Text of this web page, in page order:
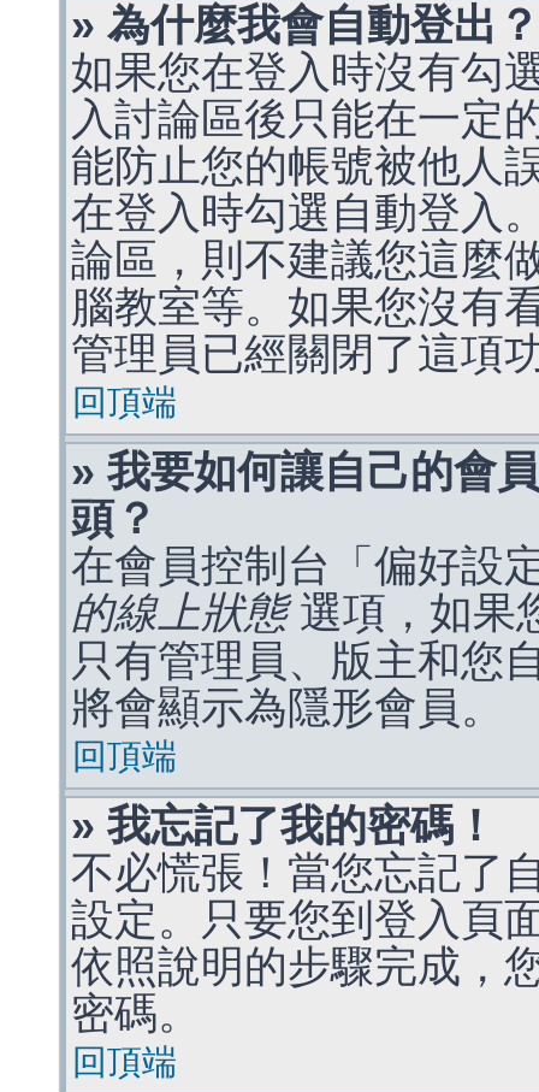
» 為什麼我會自動登出？
如果您在登入時沒有勾
入討論區後只能在一定
能防止您的帳號被他人
在登入時勾選自動登入
論區，則不建議您這麼
腦教室等。如果您沒有
管理員已經關閉了這項
回頂端
» 我要如何讓自己的會
頭？
在會員控制台「偏好設
的線上狀態選項，如果
只有管理員、版主和您
將會顯示為隱形會員。
回頂端
» 我忘記了我的密碼！
不必慌張！當您忘記了
設定。只要您到登入頁
依照說明的步驟完成，
密碼。
回頂端